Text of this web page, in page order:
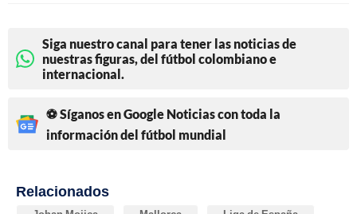
Siga nuestro canal para tener las noticias de
nuestras figuras, del fútbol colombiano e
internacional.
⚽ Síganos en Google Noticias con toda la
información del fútbol mundial
Relacionados